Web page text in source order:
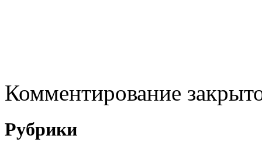
Комментирование
Рубрики